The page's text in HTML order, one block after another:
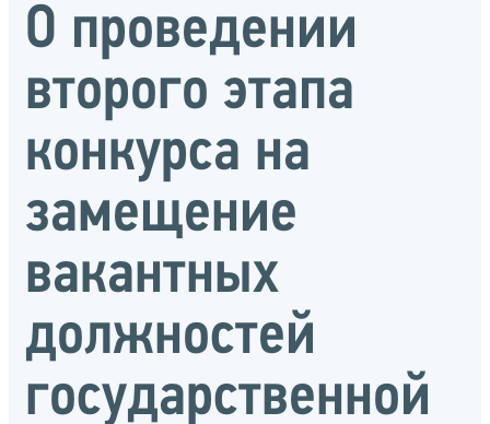
О проведении
второго этапа
конкурса на
замещение
вакантных
должностей
государственной